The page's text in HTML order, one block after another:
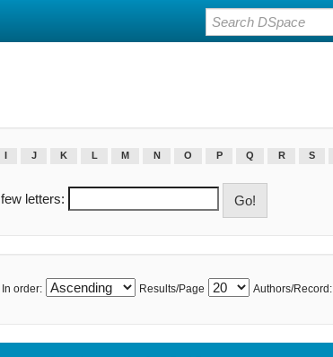
J K L M N O P Q R S
letters:
In order: Results/Page Authors/Record: